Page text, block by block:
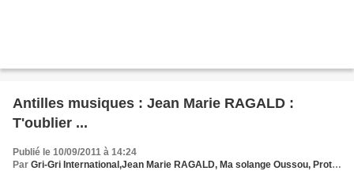
Antilles musiques : Jean Marie RAGALD :
T'oublier ...
Publié le 10/09/2011 à 14:24
Par Gri-Gri International,Jean Marie RAGALD, Ma solange Oussou, Protche